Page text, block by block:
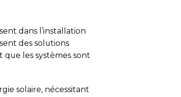
dans l’installation
des solutions
que les systèmes sont
solaire, nécessitant